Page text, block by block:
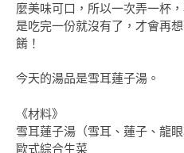
麼美味可口，所以一次弄一杯
是吃完一份就沒有了，才會再
餚！
今天的湯品是雪耳蓮子湯。
《材料》
雪耳蓮子湯（雪耳、蓮子、龍眼
歐式綜合生菜